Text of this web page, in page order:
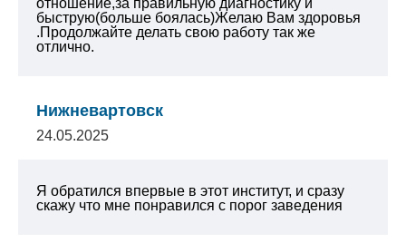
отношение,за правильную диагностику и
быструю(больше боялась)Желаю Вам здоровья
.Продолжайте делать свою работу так же
отлично.
Нижневартовск
24.05.2025
Я обратился впервые в этот институт, и сразу
скажу что мне понравился с порог заведения